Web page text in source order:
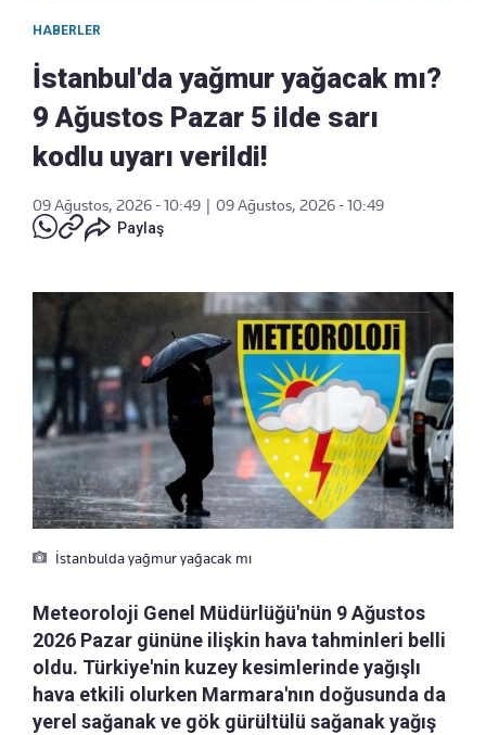
HABERLER
İstanbul'da yağmur yağacak mı?
9 Ağustos Pazar 5 ilde sarı
kodlu uyarı verildi!
09 Ağustos, 2026 - 10:49
09 Ağustos, 2026 - 10:49
Paylaş
İstanbulda yağmur yağacak mı
Meteoroloji Genel Müdürlüğü'nün 9 Ağustos
2026 Pazar gününe ilişkin hava tahminleri belli
oldu. Türkiye'nin kuzey kesimlerinde yağışlı
hava etkili olurken Marmara'nın doğusunda da
yerel sağanak ve gök gürültülü sağanak yağış